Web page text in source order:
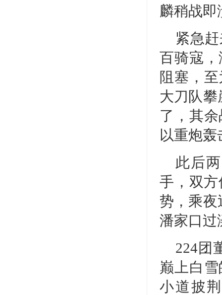
麟稍战即
紧急
百骑寇
阻塞，
大刀队
了，其
以重炮
此后
手，双
势，乘夜
潘家口过
224团
巅上白
小道披